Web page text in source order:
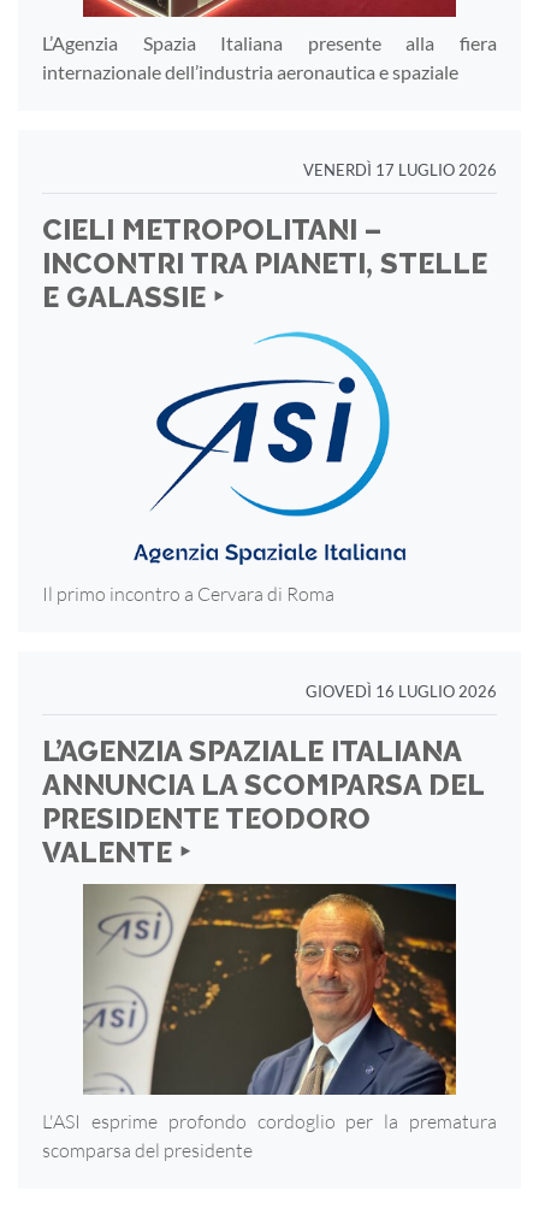
L’Agenzia Spazia Italiana presente alla fiera
internazionale dell’industria aeronautica e spaziale
VENERDÌ 17 LUGLIO 2026
CIELI METROPOLITANI –
INCONTRI TRA PIANETI, STELLE
E GALASSIE ‣
Il primo incontro a Cervara di Roma
GIOVEDÌ 16 LUGLIO 2026
L’AGENZIA SPAZIALE ITALIANA
ANNUNCIA LA SCOMPARSA DEL
PRESIDENTE TEODORO
VALENTE ‣
L'ASI esprime profondo cordoglio per la prematura
scomparsa del presidente